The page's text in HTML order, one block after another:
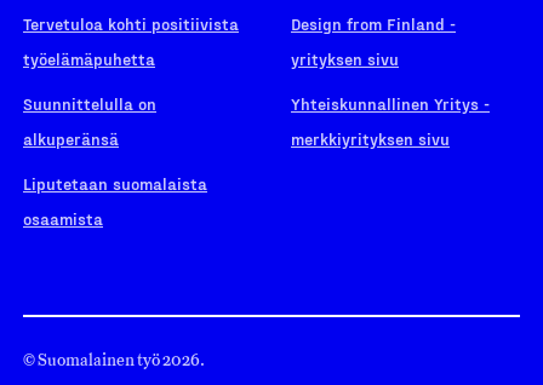
Tervetuloa kohti positiivista
työelämäpuhetta
Suunnittelulla on
alkuperänsä
Liputetaan suomalaista
osaamista
Design from Finland -
yrityksen sivu
Yhteiskunnallinen Yritys -
merkkiyrityksen sivu
© Suomalainen työ 2026.